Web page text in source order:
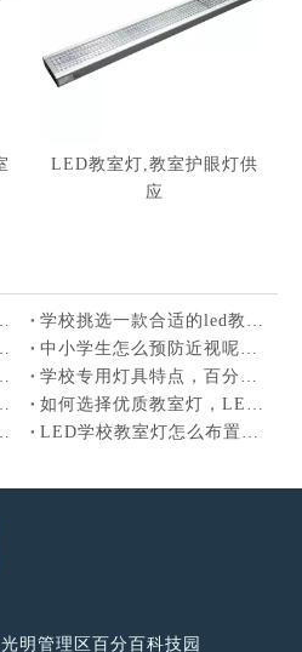
LED教室灯,教室护眼灯供
应
的护眼照明环境好？
学校挑选一款合适的led教室灯，应该知道哪些注意事项
认准正规厂家百分百照明
中小学生怎么预防近视呢？近视防控新战场是教室照明
优质照明光环境的
学校专用灯具特点，百分百LED教室灯具
百分百LED教室灯
如何选择优质教室灯，LED教室灯价格多少钱
东LED教室灯厂家
LED学校教室灯怎么布置，LED教室灯黑板灯
明管理区百分百科技园